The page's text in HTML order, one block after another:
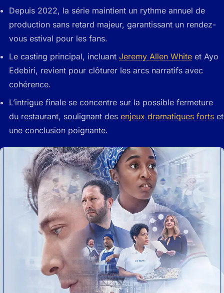
Depuis 2022, la série maintient un rythme annuel de
production sans retard majeur, garantissant un rendez-
vous estival pour les fans.
Le casting principal, incluant Jeremy Allen White et Ayo
Edebiri, revient pour clôturer les arcs narratifs avec
cohérence.
L’intrigue finale se concentre sur la possible fermeture
du restaurant, soulignant des enjeux dramatiques forts et
une conclusion poignante.